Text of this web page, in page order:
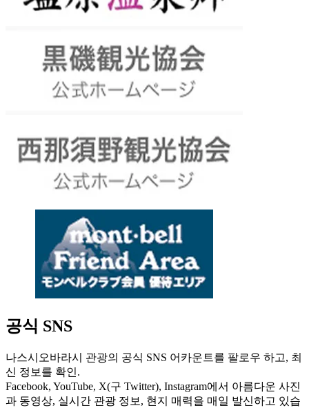
공식 SNS
나스시오바라시 관광의 공식 SNS 어카운트를 팔로우 하고, 최
신 정보를 확인.
Facebook, YouTube, X(구 Twitter), Instagram에서 아름다운 사진
과 동영상, 실시간 관광 정보, 현지 매력을 매일 발신하고 있습